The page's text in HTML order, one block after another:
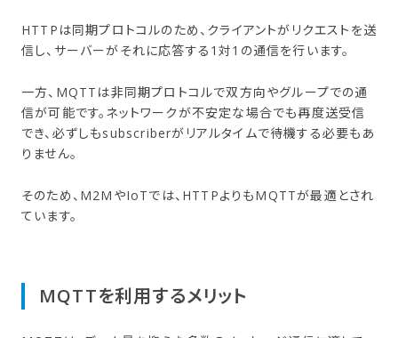
HTTPは同期プロトコルのため、クライアントがリクエストを送
信し、サーバーがそれに応答する1対1の通信を行います。
一方、MQTTは非同期プロトコルで双方向やグループでの通
信が可能です。ネットワークが不安定な場合でも再度送受信
でき、必ずしもsubscriberがリアルタイムで待機する必要もあ
りません。
そのため、M2MやIoTでは、HTTPよりもMQTTが最適とされ
ています。
MQTTを​利用する​メリット